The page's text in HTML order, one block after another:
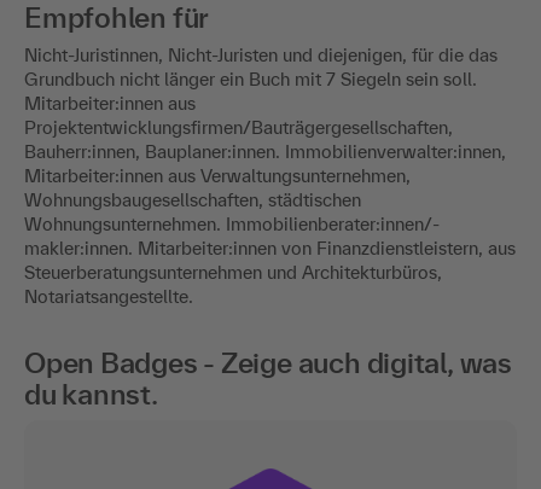
Empfohlen für
Nicht-Juristinnen, Nicht-Juristen und diejenigen, für die das
Grundbuch nicht länger ein Buch mit 7 Siegeln sein soll.
Mitarbeiter:innen aus
Projektentwicklungsfirmen/Bauträgergesellschaften,
Bauherr:innen, Bauplaner:innen. Immobilienverwalter:innen,
Mitarbeiter:innen aus Verwaltungsunternehmen,
Wohnungsbaugesellschaften, städtischen
Wohnungsunternehmen. Immobilienberater:innen/-
makler:innen. Mitarbeiter:innen von Finanzdienstleistern, aus
Steuerberatungsunternehmen und Architekturbüros,
Notariatsangestellte.
Open Badges - Zeige auch digital, was
du kannst.